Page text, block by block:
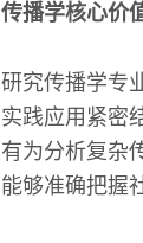
传播学核心价
研究传播学专
实践应用紧密
有为分析复杂
能够准确把握